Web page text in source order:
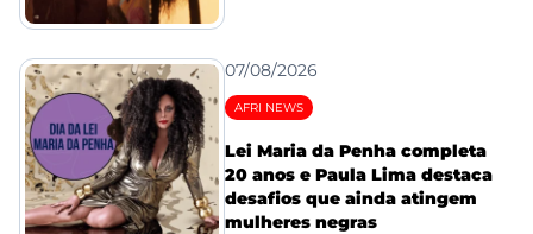
07/08/2026
AFRI NEWS
Lei Maria da Penha completa
20 anos e Paula Lima destaca
desafios que ainda atingem
mulheres negras